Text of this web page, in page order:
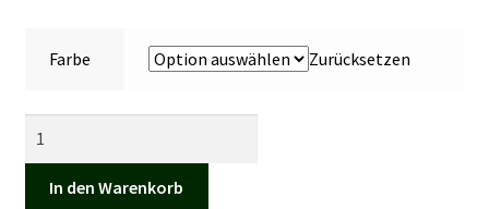
Farbe Zurücksetzen
Menge
In den Warenkorb